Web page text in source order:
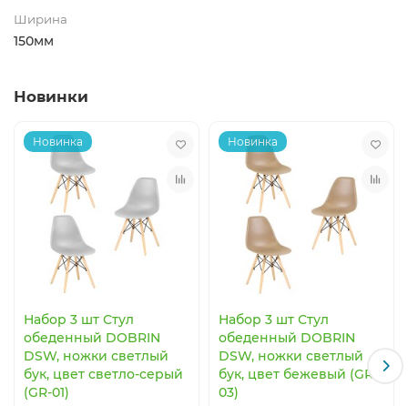
Ширина
150мм
Новинки
Новинка
Набор 3 шт Стул
обеденный DOBRIN
DSW, ножки светлый
бук, цвет светло-серый
(GR-01)
Новинка
Набор 3 шт Стул
обеденный DOBRIN
DSW, ножки светлый
бук, цвет бежевый (GR-
03)